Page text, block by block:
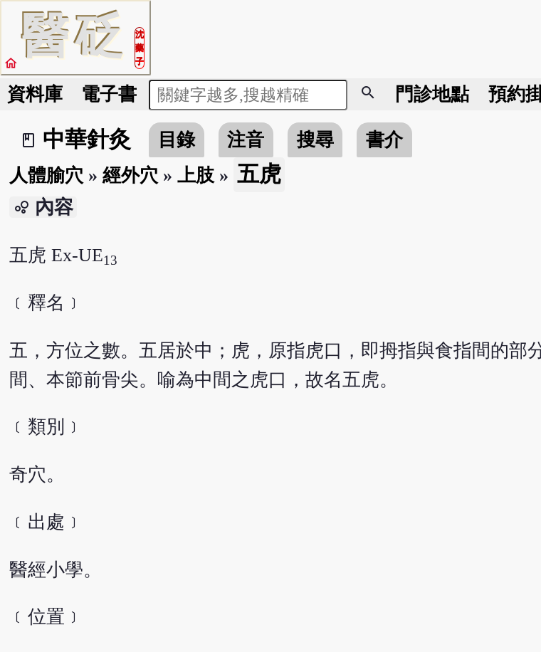
醫砭
沈
藥
子
home
資料庫 電子書 search 門診地點 預約
book_2
中華針灸 目錄 注音 搜尋
書介
人體腧穴 » 經外穴 » 上肢» 五虎
bubble_chart 內容
五虎 Ex-UE13
﹝釋名﹞
五，方位之數。五居於中；虎，原指虎口，即拇指與食指間的部
間、本節前骨尖。喻為中間之虎口，故名五虎。
﹝類別﹞
奇穴。
﹝出處﹞
醫經小學。
﹝位置﹞